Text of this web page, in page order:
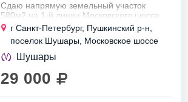
Сдаю напрямую земельный участок
580м2 на 1-й линии Московского шоссе.
Находится на закрытой территории
собственника, на выезде из Петербурга в
сторону Москвы. Рядом...
г Санкт-Петербург, Пушкинский р-н,
поселок Шушары, Московское шоссе
Шушары
29 000